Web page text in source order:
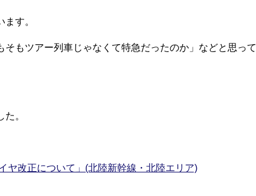
す。
もツアー列車じゃなくて特急だったのか」などと思って
。
ヤ改正について」(北陸新幹線・北陸エリア)